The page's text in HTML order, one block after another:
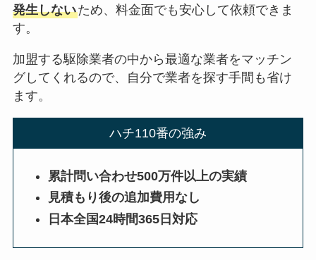
発生しないため、料金面でも安心して依頼できま
す。
加盟する駆除業者の中から最適な業者をマッチン
グしてくれるので、自分で業者を探す手間も省け
ます。
ハチ110番の強み
累計問い合わせ500万件以上の実績
見積もり後の追加費用なし
日本全国24時間365日対応